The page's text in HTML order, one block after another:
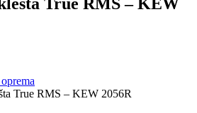
True RMS – KEW 2056R